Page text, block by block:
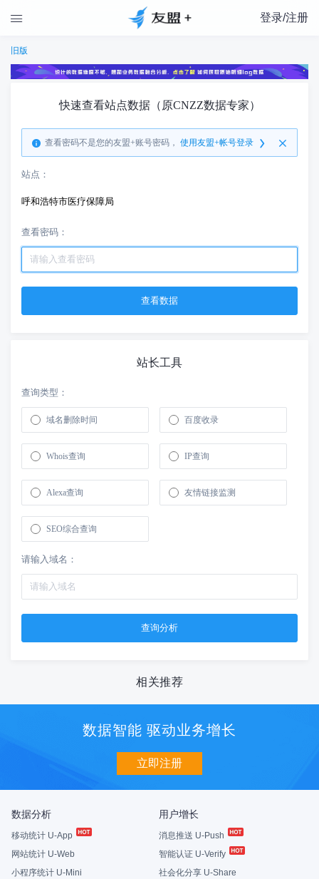
 登录/注册
旧版
快速查看站点数据（原CNZZ数据专家）
查看密码不是您的友盟+账号密码， 使用友盟+帐号登录
站点：
呼和浩特市医疗保障局
查看密码：
站长工具
查询类型：
域名删除时间 百度收录
Whois查询 IP查询
Alexa查询 友情链接监测
SEO综合查询
请输入域名：
相关推荐
数据智能 驱动业务增长
立即注册
数据分析
移动统计 U-App
网站统计 U-Web
小程序统计 U-Mini
用户增长
消息推送 U-Push
智能认证 U-Verify
社会化分享 U-Share